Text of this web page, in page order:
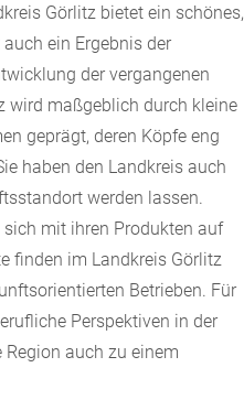
Görlitz bietet ein schönes,
ein Ergebnis der
der vergangenen
wird maßgeblich durch kleine
geprägt, deren Köpfe eng
haben den Landkreis auch
werden lassen.
mit ihren Produkten auf
finden im Landkreis Görlitz
Betrieben. Für
Perspektiven in der
auch zu einem